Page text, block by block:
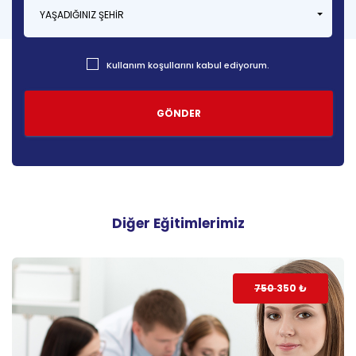
YAŞADIĞINIZ ŞEHIR
Kullanım koşullarını kabul ediyorum.
Diğer Eğitimlerimiz
750350 ₺